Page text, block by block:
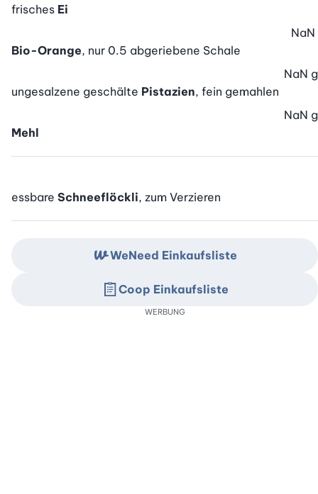
frisches Ei
Bio-Orange, nur 0.5 abgeriebene Schale
NaN
ungesalzene geschälte Pistazien, fein gemahlen
NaN g
Mehl
NaN g
essbare Schneeflöckli, zum Verzieren
WeNeed Einkaufsliste
Coop Einkaufsliste
WERBUNG